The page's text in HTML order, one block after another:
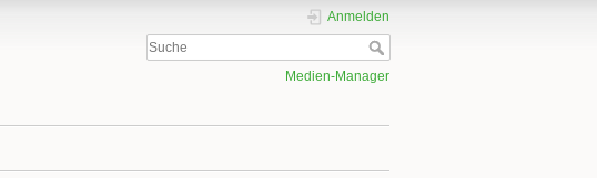
Anmelden
Medien-Manager